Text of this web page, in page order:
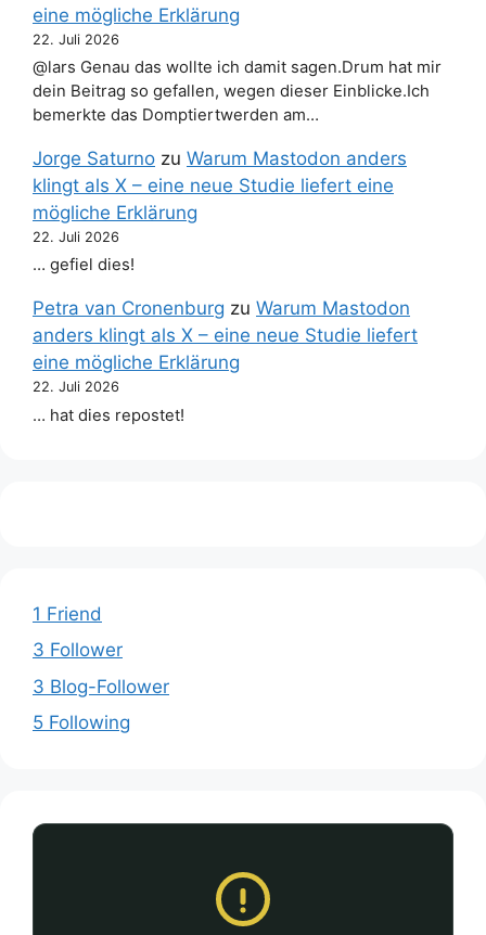
eine mögliche Erklärung
22. Juli 2026
@lars Genau das wollte ich damit sagen.Drum hat mir
dein Beitrag so gefallen, wegen dieser Einblicke.Ich
bemerkte das Domptiertwerden am…
Jorge Saturno zu Warum Mastodon anders
klingt als X – eine neue Studie liefert eine
mögliche Erklärung
22. Juli 2026
… gefiel dies!
Petra van Cronenburg zu Warum Mastodon
anders klingt als X – eine neue Studie liefert
eine mögliche Erklärung
22. Juli 2026
… hat dies repostet!
1 Friend
3 Follower
3 Blog-Follower
5 Following